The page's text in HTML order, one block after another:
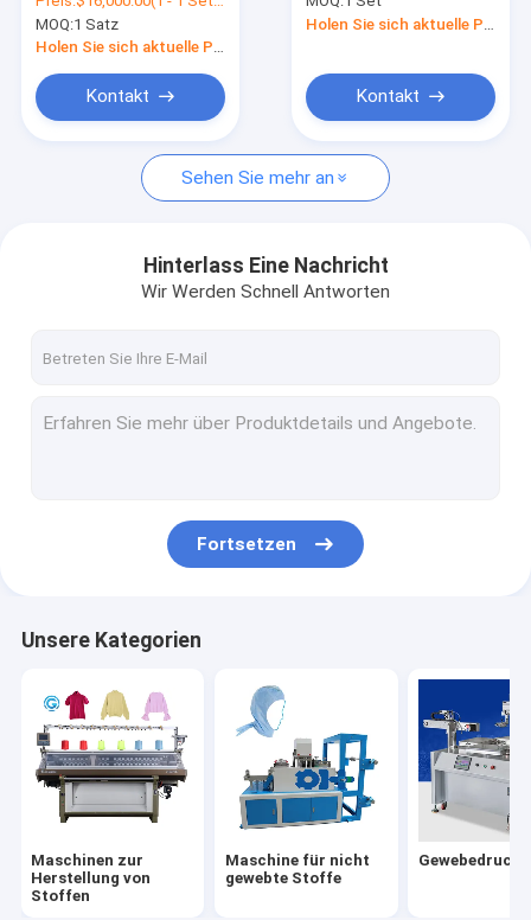
Maschine für nicht gewebte Stoffe
Gewebedruckmaschine
Maschine zum Weben von Stoffen
Maschine zum Färben von Stoffen
Gummikalender-Maschine
nicht gesponnene Taschenmaschine
Maschine mit dem
Selbstlochen
herstellt
MOQ:1 Satz
Holen Sie sich aktuelle Preis
Kontakt
Moisturizing
Sublimation 6 Paper
I3200
Kontakt
Sehen Sie mehr an
Hinterlass Eine Nachricht
Wir Werden Schnell Antworten
Fortsetzen
Unsere Kategorien
Maschinen zur
Herstellung von
Stoffen
Maschine für nicht
gewebte Stoffe